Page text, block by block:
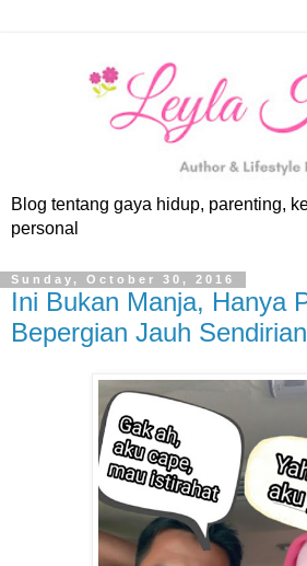
Blog tentang gaya hidup, parenting,
personal
Sunday, October 30, 2016
Ini Bukan Manja, Hanya
Bepergian Jauh Sendirian